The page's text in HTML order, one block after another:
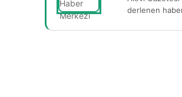
derlenen